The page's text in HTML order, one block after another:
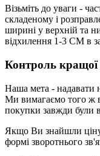
Візьміть до уваги -
складеному і
ширині у верхній та
відхилення 1-3 СМ в
Контроль кращої
Наша мета - надавати
Ми вимагаємо того ж
покупки завжди були
Якщо Ви знайшли
формі зворотнього